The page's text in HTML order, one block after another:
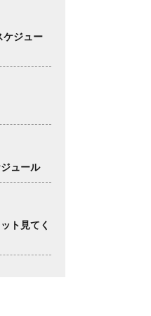
ケジュー
ュール
ト見てく